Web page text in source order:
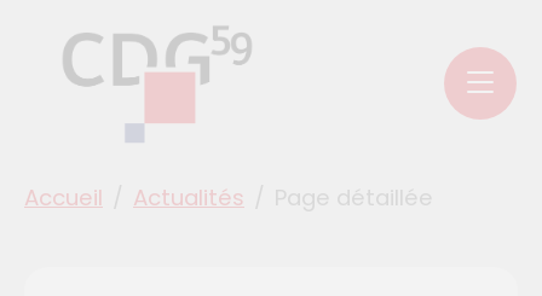
Accueil Actualités